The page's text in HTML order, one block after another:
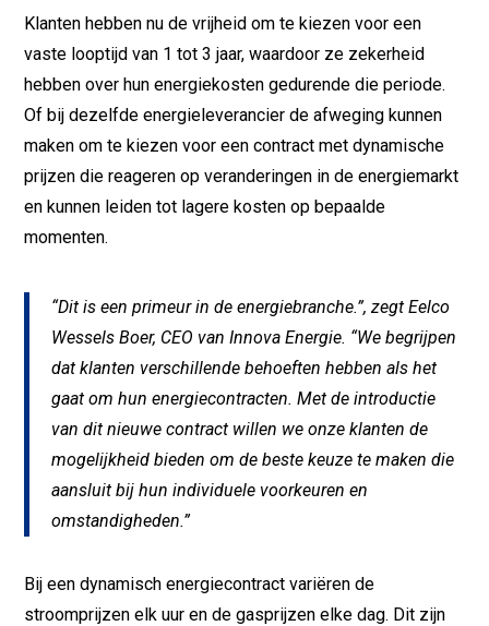
Klanten hebben nu de vrijheid om te kiezen voor een
vaste looptijd van 1 tot 3 jaar, waardoor ze zekerheid
hebben over hun energiekosten gedurende die periode.
Of bij dezelfde energieleverancier de afweging kunnen
maken om te kiezen voor een contract met dynamische
prijzen die reageren op veranderingen in de energiemarkt
en kunnen leiden tot lagere kosten op bepaalde
momenten.
“Dit is een primeur in de energiebranche.”, zegt Eelco
Wessels Boer, CEO van Innova Energie. “We begrijpen
dat klanten verschillende behoeften hebben als het
gaat om hun energiecontracten. Met de introductie
van dit nieuwe contract willen we onze klanten de
mogelijkheid bieden om de beste keuze te maken die
aansluit bij hun individuele voorkeuren en
omstandigheden.”
Bij een dynamisch energiecontract variëren de
stroomprijzen elk uur en de gasprijzen elke dag. Dit zijn